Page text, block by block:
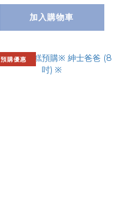
加入購物車
預購優惠